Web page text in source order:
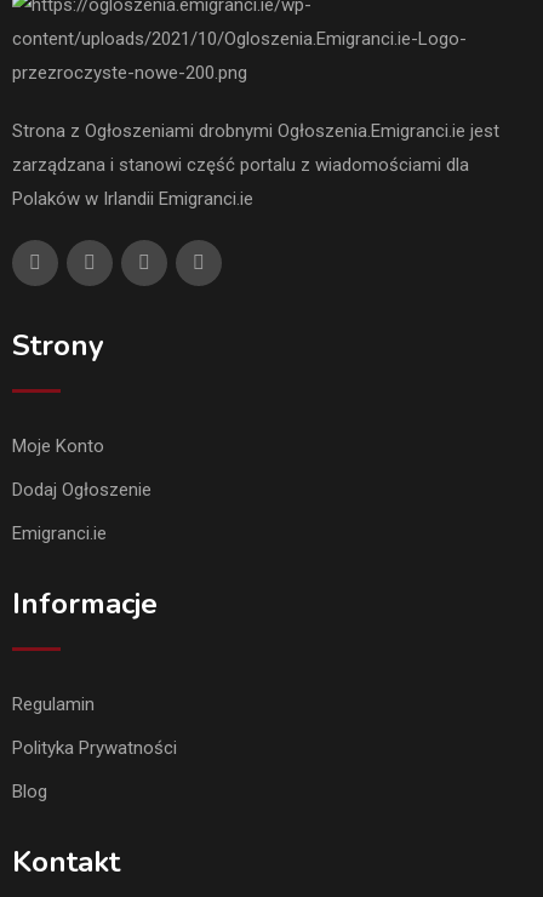
Strona z Ogłoszeniami drobnymi Ogłoszenia.Emigranci.ie jest
zarządzana i stanowi część portalu z wiadomościami dla
Polaków w Irlandii Emigranci.ie
Strony
Moje Konto
Dodaj Ogłoszenie
Emigranci.ie
Informacje
Regulamin
Polityka Prywatności
Blog
Kontakt